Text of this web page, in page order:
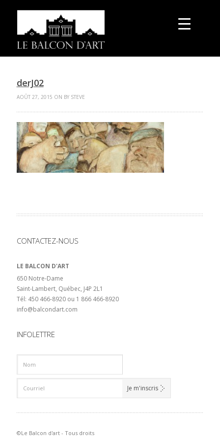
derJ02
AOÛT 27, 2015 ON BY STEVE
CONTACTEZ-NOUS
LE BALCON D'ART
650 Notre-Dame
Saint-Lambert, Québec, J4P 2L1
Tél: 450 466-8920 ou 1 866 466-8920
info@balcondart.com
INFOLETTRE
©Le Balcon d'art - Tous droits